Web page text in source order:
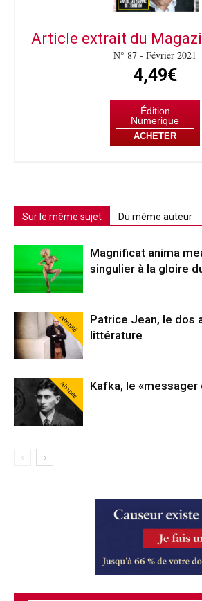
Article extrait du
N° 87 - Février 2021
4,49€
Édition
Numerique
ACHETER
Sur le même sujet Du même auteur
Magnificat anima
singulier à la gloire
Abonné
Patrice Jean, le dos
littérature
Abonné Kafka, le «messager